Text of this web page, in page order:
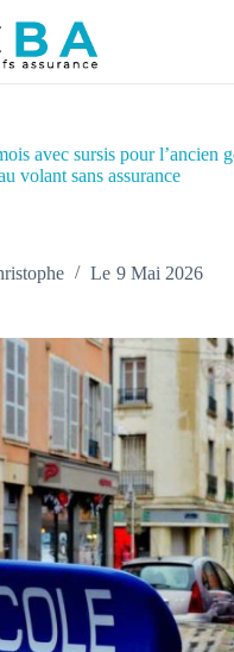
avec sursis pour l’ancien
volant sans assurance
Le 9 Mai 2026